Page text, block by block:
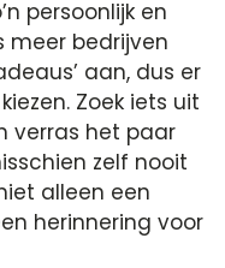
persoonlijk en
meer bedrijven
aan, dus er
Zoek iets uit
verras het paar
zelf nooit
alleen een
herinnering voor